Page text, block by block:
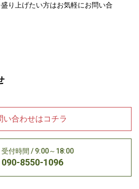
り上げたい方はお気軽にお問い合
い合わせはコチラ
受付時間 / 9:00～18:00
090-8550-1096